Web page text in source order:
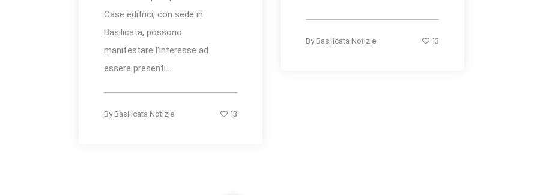
By Basilicata Notizie 13
Case editrici, con sede in
Basilicata, possono
manifestare l’interesse ad
essere presenti...
By Basilicata Notizie 13